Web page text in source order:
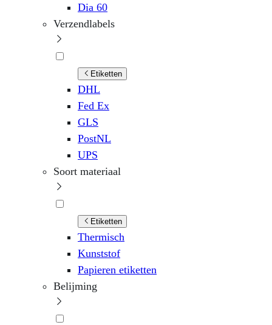
Dia 60
Verzendlabels
Etiketten
DHL
Fed Ex
GLS
PostNL
UPS
Soort materiaal
Etiketten
Thermisch
Kunststof
Papieren etiketten
Belijming